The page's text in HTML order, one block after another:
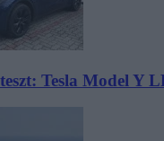
Tesla Model Y